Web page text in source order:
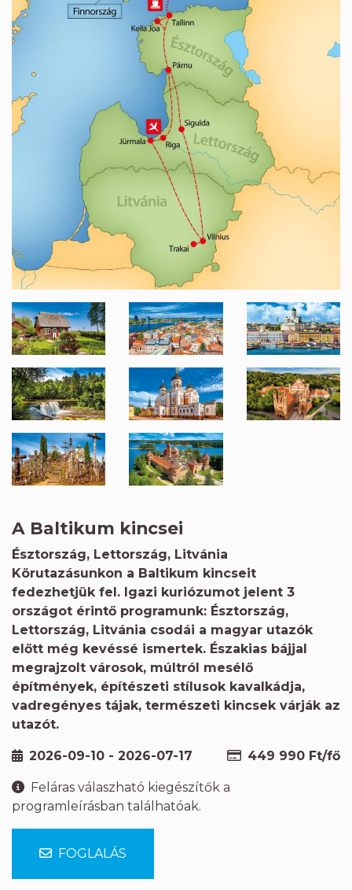
A Baltikum kincsei
Észtország, Lettország, Litvánia
Körutazásunkon a Baltikum kincseit
fedezhetjük fel. Igazi kuriózumot jelent 3
országot érintő programunk: Észtország,
Lettország, Litvánia csodái a magyar utazók
előtt még kevéssé ismertek. Északias bájjal
megrajzolt városok, múltról mesélő
építmények, építészeti stílusok kavalkádja,
vadregényes tájak, természeti kincsek várják az
utazót.
2026-09-10 - 2026-07-17 449 990 Ft/fő
Feláras válaszható kiegészítők a
programleírásban találhatóak.
FOGLALÁS